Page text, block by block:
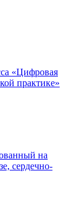
«Цифровая
практике»
на
сердечно-